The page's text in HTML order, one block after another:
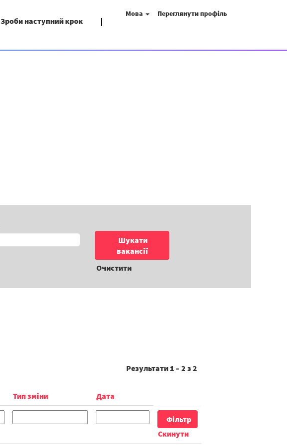
Зроби наступний крок
Мова Переглянути профіль
Очистити
Результати 1 – 2 з2
Тип зміни Дата
Скинути